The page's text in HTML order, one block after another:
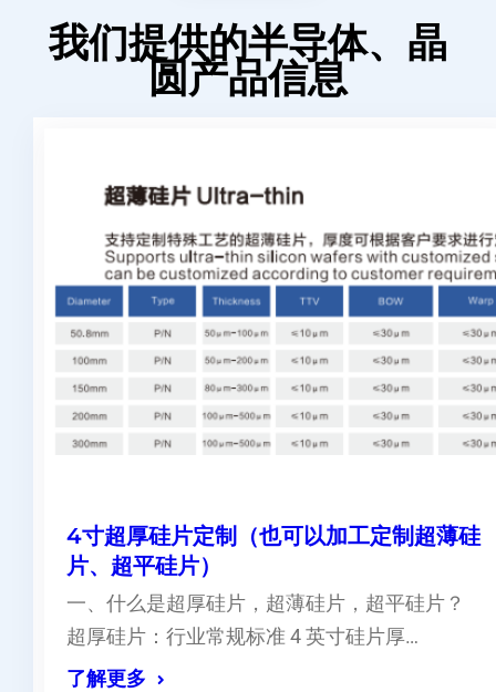
我们提供的半导体、晶
圆产品信息
4寸超厚硅片定制（也可以加工定制超薄硅
片、超平硅片）
一、什么是超厚硅片，超薄硅片，超平硅片？
超厚硅片：行业常规标准 4 英寸硅片厚…
了解更多